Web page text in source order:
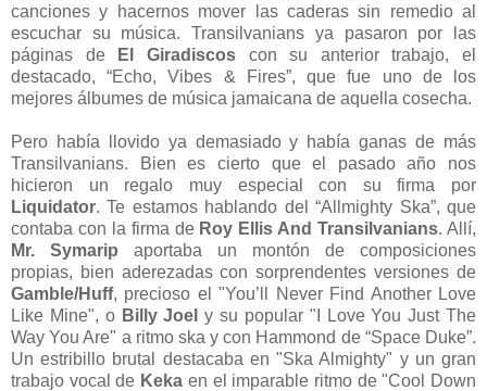
canciones y hacernos mover las caderas sin remedio al
escuchar su música. Transilvanians ya pasaron por las
páginas de
El Giradiscoscon su anterior trabajo, el
destacado, “Echo, Vibes & Fires”, que fue uno de los
mejores álbumes de música jamaicana de aquella cosecha.
Pero había llovido ya demasiado y había ganas de más
Transilvanians. Bien es cierto que el pasado año nos
hicieron un regalo muy especial con su firma por
Liquidator. Te estamos hablando del “Allmighty Ska”, que
contaba con la firma de Roy Ellis And Transilvanians. Allí,
Mr. Symarip aportaba un montón de composiciones
propias, bien aderezadas con sorprendentes versiones de
Gamble/Huff, precioso el "You’ll Never Find Another Love
Like Mine", o Billy Joel y su popular "I Love You Just The
Way You Are" a ritmo ska y con Hammond de “Space Duke”.
Un estribillo brutal destacaba en "Ska Almighty" y un gran
trabajo vocal de Keka en el imparable ritmo de "Cool Down